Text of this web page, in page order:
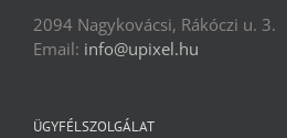
2094 Nagykovácsi, Rákóczi u. 3.
Email: info@upixel.hu
ÜGYFÉLSZOLGÁLAT